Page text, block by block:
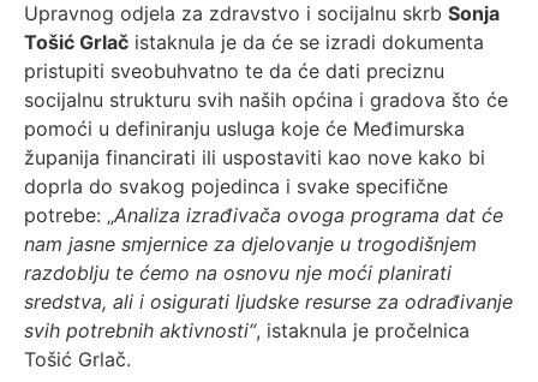
Upravnog odjela za zdravstvo i socijalnu skrb Sonja
Tošić Grlač istaknula je da će se izradi dokumenta
pristupiti sveobuhvatno te da će dati preciznu
socijalnu strukturu svih naših općina i gradova što će
pomoći u definiranju usluga koje će Međimurska
županija financirati ili uspostaviti kao nove kako bi
doprla do svakog pojedinca i svake specifične
potrebe: „Analiza izrađivača ovoga programa dat će
nam jasne smjernice za djelovanje u trogodišnjem
razdoblju te ćemo na osnovu nje moći planirati
sredstva, ali i osigurati ljudske resurse za odrađivanje
svih potrebnih aktivnosti“, istaknula je pročelnica
Tošić Grlač.